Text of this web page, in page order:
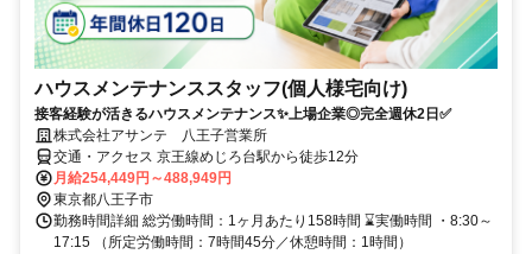
ハウスメンテナンススタッフ(個人様宅向け)
接客経験が活きるハウスメンテナンス✨上場企業◎完全週休2日✅
株式会社アサンテ 八王子営業所
交通・アクセス 京王線めじろ台駅から徒歩12分
月給254,449円～488,949円
東京都八王子市
勤務時間詳細 総労働時間：1ヶ月あたり158時間 ⌛️実働時間 ・8:30～
17:15 （所定労働時間：7時間45分／休憩時間：1時間）